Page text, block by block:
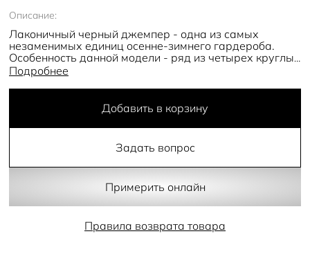
Описание:
Лаконичный черный джемпер - одна из самых
незаменимых единиц осенне-зимнего гардероба.
Особенность данной модели - ряд из четырех круглых
золотых пуговиц на рукавах. Такой контраст цветов и
текстур привносит в образ элегантный шарм.
Широкие эластичные манжеты сужаются к запястьям.
Прилегающий крой деликатно садится по фигуре, а
благодаря длине изделие можно сочетать с
элементами низа на любой посадке.
- широкие манжеты
- стандартная длина
Подробнее
Добавить в корзину
Задать вопрос
Примерить онлайн
Правила возврата товара